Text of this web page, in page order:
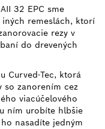
32 EPC sme
remeslách, ktorí
rezy v
do drevených
Curved-Tec, ktorá
so zanorením cez
viacúčelového
ním urobíte hlbšie
nasadíte jedným